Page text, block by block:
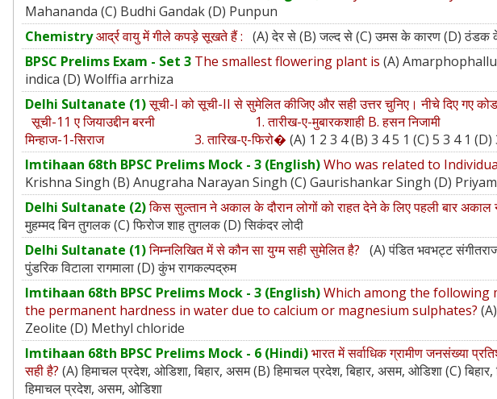
Mahananda (C) Budhi Gandak (D) Punpun
Chemistryआर्द्र वायु में गीले कपड़े सूखते हैं : (A) देर से (B) जल्द से (C) उमस के कारण (D) ठंडक
BPSC Prelims Exam - Set 3 The smallest flowering plant is (A)
indica (D) Wolffia arrhiza
Delhi Sultanate (1)सूची-I को सूची-II से सुमेलित कीजिए और सही उत्तर
सूची-11 ए जियाउद्दीन बरनी 1. तारीख-ए-मुबारकशाही B. हसन
मिन्हाज-1-सिराज 3. तारिख-ए-फिरो� (A) 1 2 3 4 (B) 3 4 5 1 (C) 5 3 4 1 (D)
Imtihaan 68th BPSC Prelims Mock - 3 (English)Who was related to
Krishna Singh (B) Anugraha Narayan Singh (C) Gaurishankar Singh (D)
Delhi Sultanate (2)किस सुल्तान ने अकाल के दौरान लोगों को राहत देने के लिए पहली बार अकाल
मुहम्मद बिन तुगलक (C) फिरोज शाह तुगलक (D) सिकंदर लोदी
Delhi Sultanate (1)निम्नलिखित में से कौन सा युग्म सही सुमेलित है? (A) पंडित भवभट्ट
पुंडरिक विटाला रागमाला (D) कुंभ रागकल्पद्रुम
Imtihaan 68th BPSC Prelims Mock - 3 (English)Which among the following
the permanent hardness in water due to calcium or magnesium sulphates?
Zeolite (D) Methyl chloride
Imtihaan 68th BPSC Prelims Mock - 6 (Hindi)भारत में सर्वाधिक ग्रामीण जनसंख्या
सही है? (A) हिमाचल प्रदेश, ओडिशा, बिहार, असम (B) हिमाचल प्रदेश, बिहार, असम, ओडिशा (C)
हिमाचल प्रदेश, असम, ओडिशा